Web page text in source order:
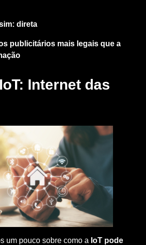
direta
publicitários mais legais que a
Internet das
um pouco sobre como a IoT pode